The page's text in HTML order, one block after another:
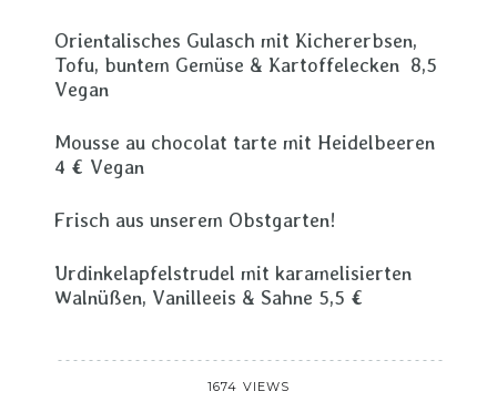
Orientalisches Gulasch mit Kichererbsen,
Tofu, buntem Gemüse & Kartoffelecken 8,5
Vegan
Mousse au chocolat tarte mit Heidelbeeren
4 € Vegan
Frisch aus unserem Obstgarten!
Urdinkelapfelstrudel mit karamelisierten
Walnüßen, Vanilleeis & Sahne 5,5 €
1674 VIEWS